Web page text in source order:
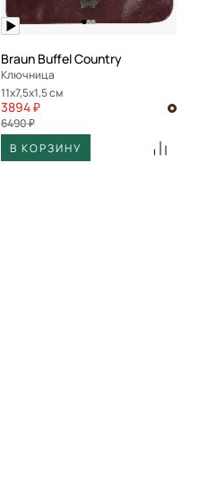
Braun Buffel Country
Ключница
11x7,5x1,5 см
3894 ₽
6490 ₽
В КОРЗИНУ